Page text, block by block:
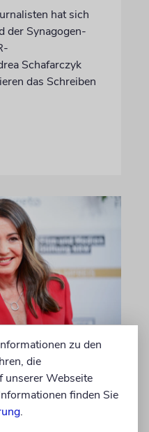
hat sich
der Synagogen-
Schafarczyk
das Schreiben
Deutschen
zu den
die
unserer Webseite
finden Sie
.